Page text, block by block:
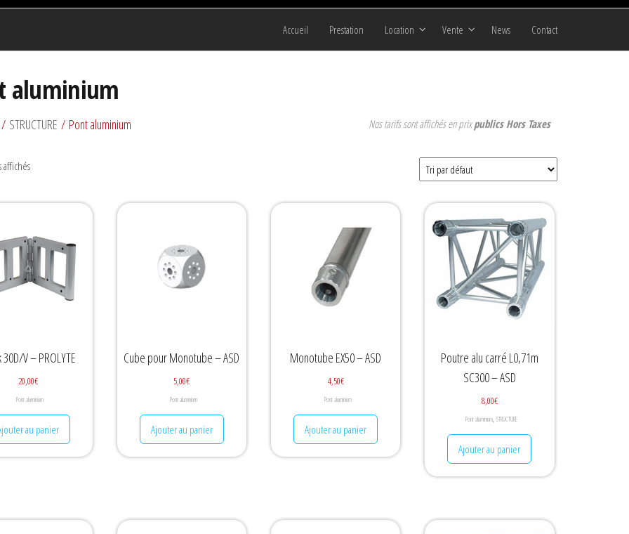
Accueil Prestation Location Vente News Contact
aluminium
STRUCTURE / Pont aluminium Nos tarifs sont affichés en prixpublics Hors Taxes
affichés
V – PROLYTE
20,00€
Pont aluminium
au panier
Cube pour Monotube – ASD
5,00€
Pont aluminium
Ajouter au panier
Monotube EX50 – ASD
4,50€
Pont aluminium
Ajouter au panier
Poutre alu carré L0,71m
SC300 – ASD
8,00€
Pont aluminium, STRUCTURE
Ajouter au panier